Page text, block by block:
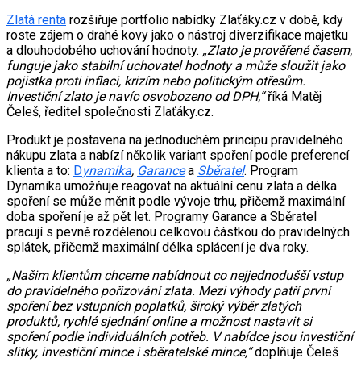
Zlatá renta rozšiřuje portfolio nabídky Zlaťáky.cz v době, kdy
roste zájem o drahé kovy jako o nástroj diverzifikace majetku
a dlouhodobého uchování hodnoty. „Zlato je prověřené časem,
funguje jako stabilní uchovatel hodnoty a může sloužit jako
pojistka proti inflaci, krizím nebo politickým otřesům.
Investiční zlato je navíc osvobozeno od DPH,“říká Matěj
Čeleš, ředitel společnosti Zlaťáky.cz.
Produkt je postavena na jednoduchém principu pravidelného
nákupu zlata a nabízí několik variant spoření podle preferencí
klienta a to: Dynamika, Garance a Sběratel. Program
Dynamika umožňuje reagovat na aktuální cenu zlata a délka
spoření se může měnit podle vývoje trhu, přičemž maximální
doba spoření je až pět let. Programy Garance a Sběratel
pracují s pevně rozdělenou celkovou částkou do pravidelných
splátek, přičemž maximální délka splácení je dva roky.
„Našim klientům chceme nabídnout co nejjednodušší vstup
do pravidelného pořizování zlata. Mezi výhody patří první
spoření bez vstupních poplatků, široký výběr zlatých
produktů, rychlé sjednání online a možnost nastavit si
spoření podle individuálních potřeb. V nabídce jsou investiční
slitky, investiční mince i sběratelské mince,“doplňuje Čeleš